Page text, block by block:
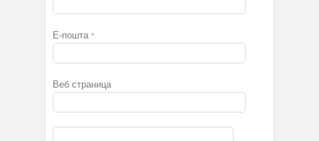
Е-пошта *
Веб страница